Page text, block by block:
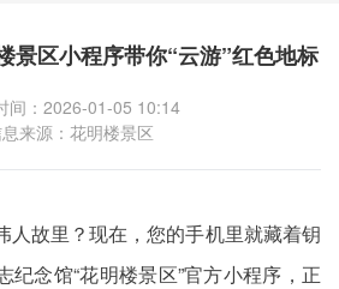
景区小程序带你“云游”红色地标
间：2026-01-05 10:14
来源：花明楼景区
人故里？现在，您的手机里就藏着钥
纪念馆“花明楼景区”官方小程序，正